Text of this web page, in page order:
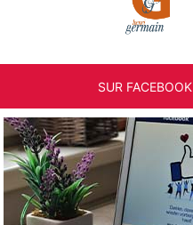
SUR FACEBOOK